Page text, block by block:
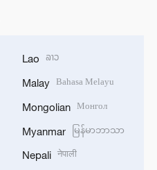
Lao ລາວ
Malay Bahasa Melayu
Mongolian Монгол
Myanmar မြန်မာဘာသာ
Nepali नेपाली